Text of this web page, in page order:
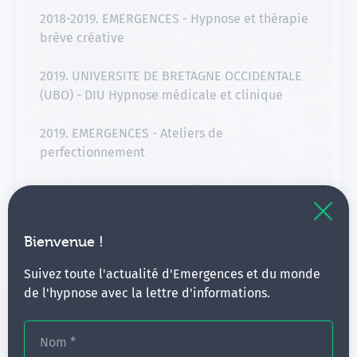
Bienvenue !
Suivez toute l'actualité d'Emergences et du monde
de l'hypnose avec la lettre d'informations.
Nom *
2018-2019. EMERGENCES - Hypnose et thérapie
brève créative
2019. UNIVERSITE DE BRETAGNE OCCIDENTALE
(UBO) - DIU Hypnose médicale et clinique
2019. EMERGENCES - Ateliers de
perfectionnement
2022. EMERGENCES - Congrès Hypnose &
Lieu & contact
9 rue de Camaret